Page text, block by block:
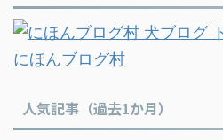
にほんブログ村
人気記事（過去1か月）